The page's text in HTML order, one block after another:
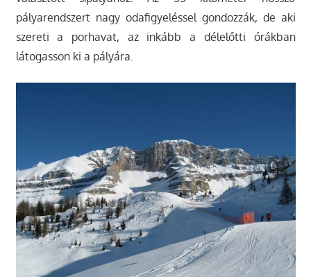
pályarendszert nagy odafigyeléssel gondozzák, de aki
szereti a porhavat, az inkább a délelőtti órákban
látogasson ki a pályára.